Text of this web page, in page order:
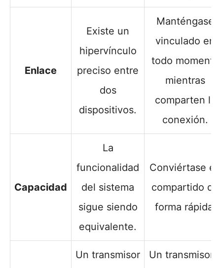
Enlace
Existe un
hipervínculo
preciso entre
dos
dispositivos.
Manténgase
vinculado en
todo momento
mientras
comparten la
conexión.
Capacidad
La
funcionalidad
del sistema
sigue siendo
equivalente.
Conviértase en
compartido de
forma rápida.
Un transmisor
Un transmisor